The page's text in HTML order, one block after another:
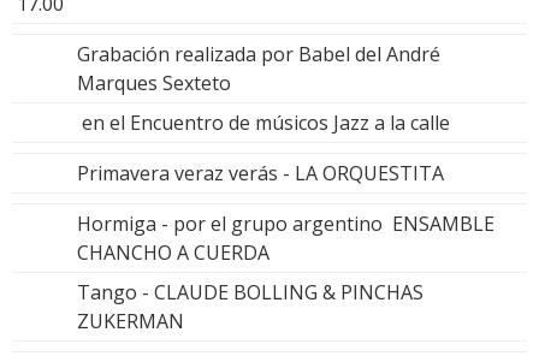
Grabación realizada por Babel del André
Marques Sexteto
en el Encuentro de músicos Jazz a la calle
Primavera veraz verás - LA ORQUESTITA
Hormiga - por el grupo argentino ENSAMBLE
CHANCHO A CUERDA
Tango - CLAUDE BOLLING & PINCHAS
ZUKERMAN